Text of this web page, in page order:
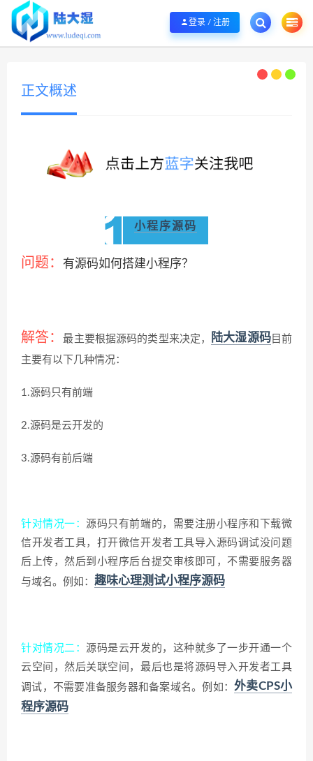
欢迎您光临陆大湿，本站秉承服务宗旨 履行“站长”责任，销售只是起点 服务永无
登录 / 注册
正文概述
小程序源码
问题： 有源码如何搭建小程序？
解答：最主要根据源码的类型来决定， 陆大湿源码目前
主要有以下几种情况：
1.源码只有前端
2.源码是云开发的
3.源码有前后端
针对情况一 ：源码只有前端的，需要注册小程序和下载微
信开发者工具，打开微信开发者工具导入源码调试没问题
后上传，然后到小程序后台提交审核即可，不需要服务器
与域名。例如： 趣味心理测试小程序源码
针对情况二：源码是云开发的，这种就多了一步开通一个
云空间，然后关联空间，最后也是将源码导入开发者工具
调试，不需要准备服务器和备案域名。例如：外卖CPS小
程序源码